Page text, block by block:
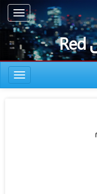
ناوبری
دانلود سریال Red
ناوبری